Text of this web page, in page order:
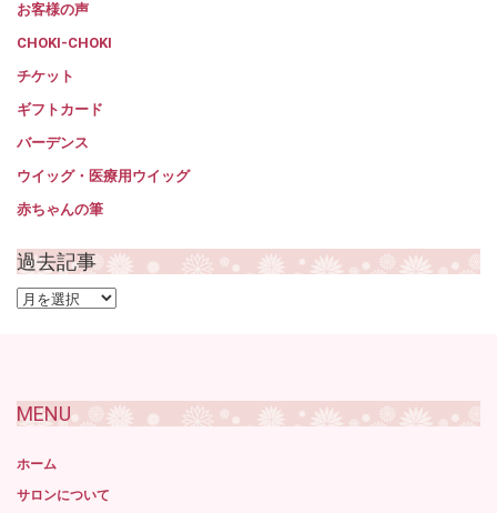
お客様の声
CHOKI-CHOKI
チケット
ギフトカード
バーデンス
ウイッグ・医療用ウイッグ
赤ちゃんの筆
過去記事
過
MENU
ホーム
サロンについて